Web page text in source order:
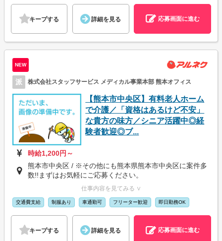
キープする 詳細を見る 応募画面に進む
NEW
派 株式会社スタッフサービス メディカル事業本部 熊本オフィス
【熊本市中央区】有料老人ホーム
で介護／「資格はあるけど不安」
な貴方の味方／シニア活躍中◎経
験者歓迎◎ブ...
時給1,200円～
熊本市中央区 / ※その他にも熊本県熊本市中央区に案件多
数!!まずはお気軽にご応募ください。
仕事内容を見てみる ∨
交通費支給 制服あり 車通勤可 フリーター歓迎 即日勤務OK
キープする 詳細を見る 応募画面に進む